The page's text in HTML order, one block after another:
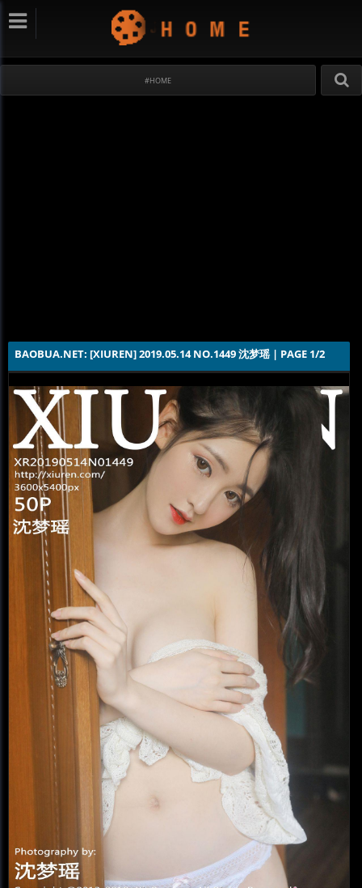
#HOME
BAOBUA.NET: [XIUREN] 2019.05.14 NO.1449 沈梦瑶 | PAGE 1/2